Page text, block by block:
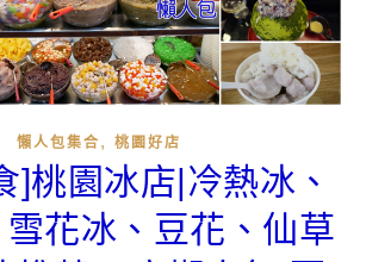
懶人包集合 , 桃園好店
]桃園冰店|冷熱冰、
花冰、豆花、仙草